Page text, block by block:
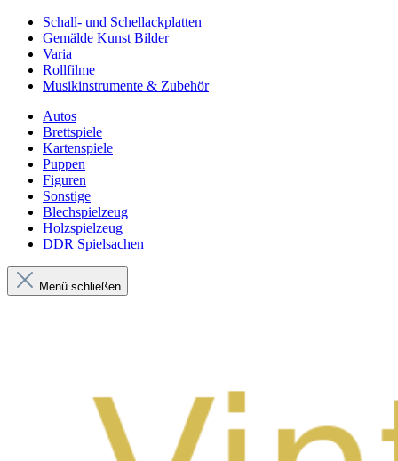
Schall- und Schellackplatten
Gemälde Kunst Bilder
Varia
Rollfilme
Musikinstrumente & Zubehör
Autos
Brettspiele
Kartenspiele
Puppen
Figuren
Sonstige
Blechspielzeug
Holzspielzeug
DDR Spielsachen
Menü schließen